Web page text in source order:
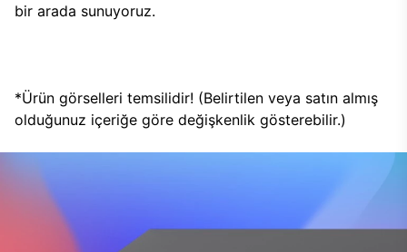
bir arada sunuyoruz.
*Ürün görselleri temsilidir! (Belirtilen veya satın almış
olduğunuz içeriğe göre değişkenlik gösterebilir.)